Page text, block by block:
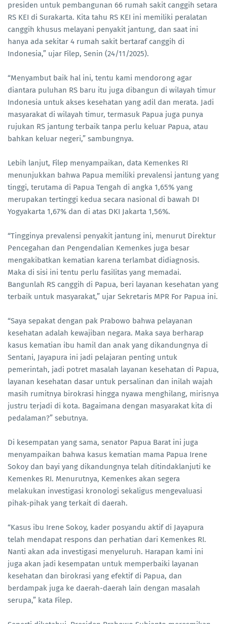
presiden untuk pembangunan 66 rumah sakit canggih setara
RS KEI di Surakarta. Kita tahu RS KEI ini memiliki peralatan
canggih khusus melayani penyakit jantung, dan saat ini
hanya ada sekitar 4 rumah sakit bertaraf canggih di
Indonesia,” ujar Filep, Senin (24/11/2025).
“Menyambut baik hal ini, tentu kami mendorong agar
diantara puluhan RS baru itu juga dibangun di wilayah timur
Indonesia untuk akses kesehatan yang adil dan merata. Jadi
masyarakat di wilayah timur, termasuk Papua juga punya
rujukan RS jantung terbaik tanpa perlu keluar Papua, atau
bahkan keluar negeri,” sambungnya.
Lebih lanjut, Filep menyampaikan, data Kemenkes RI
menunjukkan bahwa Papua memiliki prevalensi jantung yang
tinggi, terutama di Papua Tengah di angka 1,65% yang
merupakan tertinggi kedua secara nasional di bawah DI
Yogyakarta 1,67% dan di atas DKI Jakarta 1,56%.
“Tingginya prevalensi penyakit jantung ini, menurut Direktur
Pencegahan dan Pengendalian Kemenkes juga besar
mengakibatkan kematian karena terlambat didiagnosis.
Maka di sisi ini tentu perlu fasilitas yang memadai.
Bangunlah RS canggih di Papua, beri layanan kesehatan yang
terbaik untuk masyarakat,” ujar Sekretaris MPR For Papua ini.
“Saya sepakat dengan pak Prabowo bahwa pelayanan
kesehatan adalah kewajiban negara. Maka saya berharap
kasus kematian ibu hamil dan anak yang dikandungnya di
Sentani, Jayapura ini jadi pelajaran penting untuk
pemerintah, jadi potret masalah layanan kesehatan di Papua,
layanan kesehatan dasar untuk persalinan dan inilah wajah
masih rumitnya birokrasi hingga nyawa menghilang, mirisnya
justru terjadi di kota. Bagaimana dengan masyarakat kita di
pedalaman?” sebutnya.
Di kesempatan yang sama, senator Papua Barat ini juga
menyampaikan bahwa kasus kematian mama Papua Irene
Sokoy dan bayi yang dikandungnya telah ditindaklanjuti ke
Kemenkes RI. Menurutnya, Kemenkes akan segera
melakukan investigasi kronologi sekaligus mengevaluasi
pihak-pihak yang terkait di daerah.
“Kasus ibu Irene Sokoy, kader posyandu aktif di Jayapura
telah mendapat respons dan perhatian dari Kemenkes RI.
Nanti akan ada investigasi menyeluruh. Harapan kami ini
juga akan jadi kesempatan untuk memperbaiki layanan
kesehatan dan birokrasi yang efektif di Papua, dan
berdampak juga ke daerah-daerah lain dengan masalah
serupa,” kata Filep.